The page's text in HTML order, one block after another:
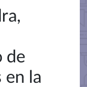
de
en la